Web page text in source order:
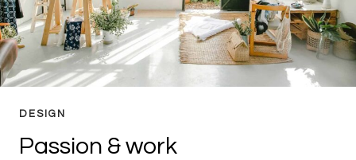
DESIGN
Passion & work